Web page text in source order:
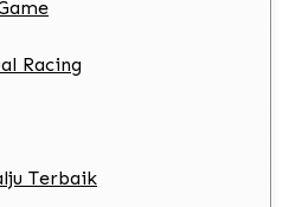
Racing
Terbaik